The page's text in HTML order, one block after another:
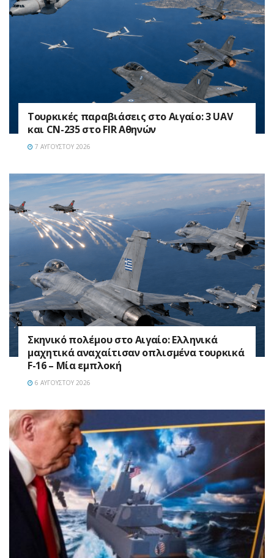
Τουρκικές παραβιάσεις στο Αιγαίο: 3 UAV
και CN-235 στο FIR Αθηνών
7 ΑΥΓΟΎΣΤΟΥ 2026
Σκηνικό πολέμου στο Αιγαίο: Ελληνικά
μαχητικά αναχαίτισαν οπλισμένα τουρκικά
F-16 – Μία εμπλοκή
6 ΑΥΓΟΎΣΤΟΥ 2026